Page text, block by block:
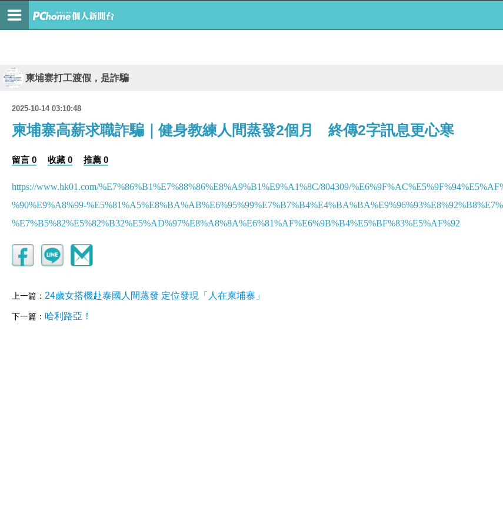
柬埔寨打工渡假，是詐騙
2025-10-14 03:10:48
柬埔寨高薪求職詐騙｜健身教練人間蒸發2個月 終傳2字訊息更心寒
留言 0 收藏 0 推薦 0
https://www.hk01.com/%E7%86%B1%E7%88%86%E8%A9%B1%E9%A1%8C/804309/
%90%E9%A8%99-
%E7%B5%82%E5%82%B32%E5%AD%97%E8%A8%8A%E6%81%AF%E6%9B%B4%E5%BF%83%E5%AF%92
上一篇： 24歲女搭機赴泰國人間蒸發 定位發現「人在柬埔寨」
下一篇： 哈利路亞！